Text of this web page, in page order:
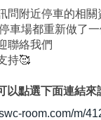
問附近停車的相關
車場都重新做了
聯絡我們
持🥰
以點選下面連結來
room.com/m/